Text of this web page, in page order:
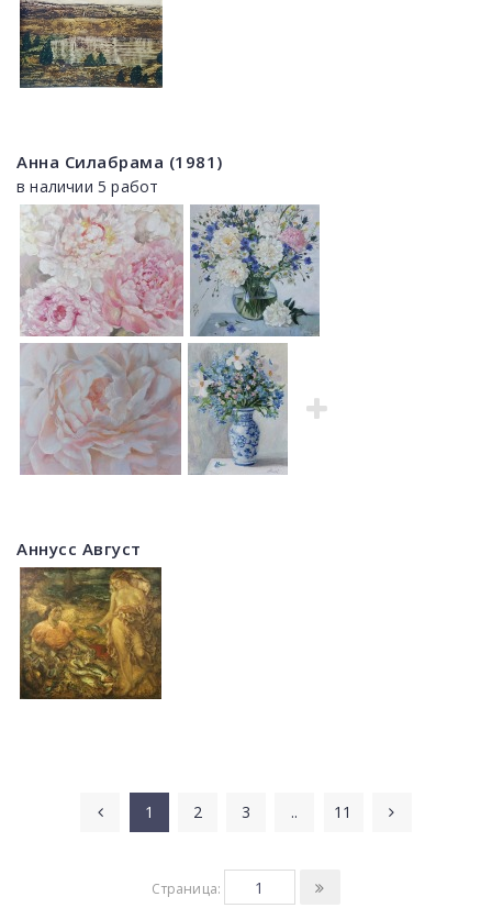
Анна Силабрама (1981)
в наличии 5 работ
Аннусс Август
1 2 3 .. 11
Страница: